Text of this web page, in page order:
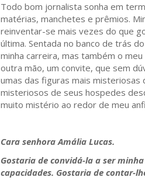
Todo bom jornalista sonha em
matérias, manchetes e prêmios.
reinventar-se mais vezes do que
última. Sentada no banco de trás
minha carreira, mas também o
outra mão, um convite, que sem
umas das figuras mais
misteriosos de seus hospedes
muito mistério ao redor de meu
Cara senhora Amália Lucas.
Gostaria de convidá-la a ser
capacidades. Gostaria de contar-